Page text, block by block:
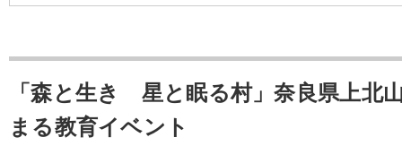
「森と生き 星と眠る村」奈良県上北
まる教育イベント